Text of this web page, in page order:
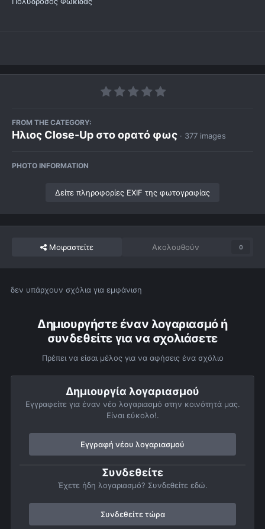
FROM THE CATEGORY:
Ηλιος Close-Up στο ορατό φως · 377 images
PHOTO INFORMATION
Δείτε πληροφορίες EXIF της φωτογραφίας
Μοιραστείτε Ακολουθούν 0
δεν υπάρχουν σχόλια για εμφάνιση
Δημιουργήστε έναν λογαριασμό ή
συνδεθείτε για να σχολιάσετε
Πρέπει να είσαι μέλος για να αφήσεις ένα σχόλιο
Δημιουργία λογαριασμού
Εγγραφείτε για έναν νέο λογαριασμό στην κοινότητά μας.
Είναι εύκολο!.
Εγγραφή νέου λογαριασμού
Συνδεθείτε
Έχετε ήδη λογαριασμό? Συνδεθείτε εδώ.
Συνδεθείτε τώρα